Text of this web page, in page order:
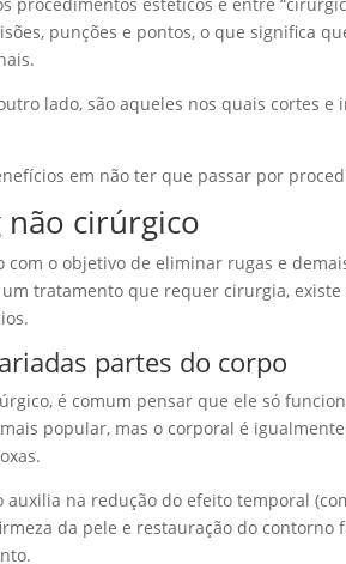
punções e pontos, o que significa
lado, são aqueles nos quais cortes e
em não ter que passar por
cirúrgico
com o objetivo de eliminar rugas e
tratamento que requer cirurgia,
partes do corpo
é comum pensar que ele só
popular, mas o corporal é
na redução do efeito temporal
da pele e restauração do contorno